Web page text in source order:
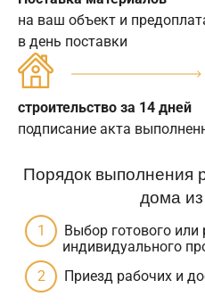
на ваш объект и
в день поставки
строительство за 14 дней
подписание акта
Порядок выполнения
дома
Выбор готового или
индивидуального
Приезд рабочих и